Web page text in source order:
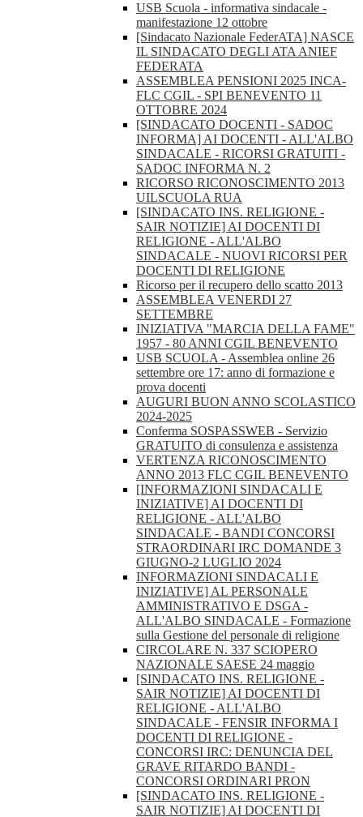
USB Scuola - informativa sindacale -
manifestazione 12 ottobre
[Sindacato Nazionale FederATA] NASCE
IL SINDACATO DEGLI ATA ANIEF
FEDERATA
ASSEMBLEA PENSIONI 2025 INCA-
FLC CGIL - SPI BENEVENTO 11
OTTOBRE 2024
[SINDACATO DOCENTI - SADOC
INFORMA] AI DOCENTI - ALL'ALBO
SINDACALE - RICORSI GRATUITI -
SADOC INFORMA N. 2
RICORSO RICONOSCIMENTO 2013
UILSCUOLA RUA
[SINDACATO INS. RELIGIONE -
SAIR NOTIZIE] AI DOCENTI DI
RELIGIONE - ALL'ALBO
SINDACALE - NUOVI RICORSI PER
DOCENTI DI RELIGIONE
Ricorso per il recupero dello scatto 2013
ASSEMBLEA VENERDI 27
SETTEMBRE
INIZIATIVA "MARCIA DELLA FAME"
1957 - 80 ANNI CGIL BENEVENTO
USB SCUOLA - Assemblea online 26
settembre ore 17: anno di formazione e
prova docenti
AUGURI BUON ANNO SCOLASTICO
2024-2025
Conferma SOSPASSWEB - Servizio
GRATUITO di consulenza e assistenza
VERTENZA RICONOSCIMENTO
ANNO 2013 FLC CGIL BENEVENTO
[INFORMAZIONI SINDACALI E
INIZIATIVE] AI DOCENTI DI
RELIGIONE - ALL'ALBO
SINDACALE - BANDI CONCORSI
STRAORDINARI IRC DOMANDE 3
GIUGNO-2 LUGLIO 2024
INFORMAZIONI SINDACALI E
INIZIATIVE] AL PERSONALE
AMMINISTRATIVO E DSGA -
ALL'ALBO SINDACALE - Formazione
sulla Gestione del personale di religione
CIRCOLARE N. 337 SCIOPERO
NAZIONALE SAESE 24 maggio
[SINDACATO INS. RELIGIONE -
SAIR NOTIZIE] AI DOCENTI DI
RELIGIONE - ALL'ALBO
SINDACALE - FENSIR INFORMA I
DOCENTI DI RELIGIONE -
CONCORSI IRC: DENUNCIA DEL
GRAVE RITARDO BANDI -
CONCORSI ORDINARI PRON
[SINDACATO INS. RELIGIONE -
SAIR NOTIZIE] AI DOCENTI DI